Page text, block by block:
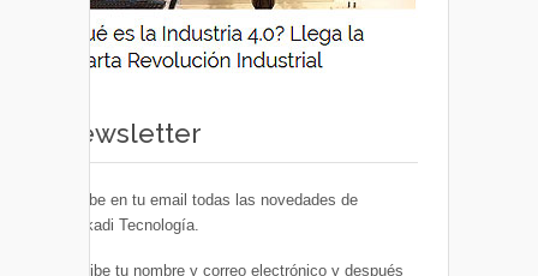
Newsletter
Recibe en tu email todas las novedades de
Euskadi Tecnología.
Escribe tu nombre y correo electrónico y después